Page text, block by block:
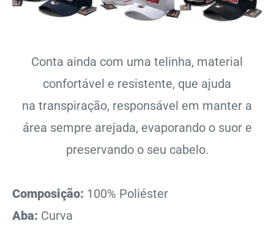
Conta ainda com uma telinha, material
confortável e resistente, que ajuda
na transpiração, responsável em manter a
área sempre arejada, evaporando o suor e
preservando o seu cabelo.
Composição: 100% Poliéster
Aba: Curva